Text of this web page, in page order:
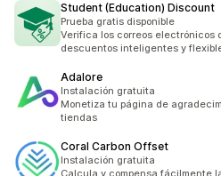
Student (Education) Discount
Prueba gratis disponible
Verifica los correos electrónicos
descuentos inteligentes y
Adalore
Instalación gratuita
Monetiza tu página de
tiendas
Coral Carbon Offset
Instalación gratuita
Calcula y compensa fácilmente